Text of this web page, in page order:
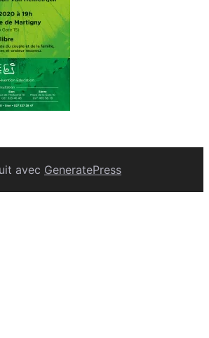
avec GeneratePress